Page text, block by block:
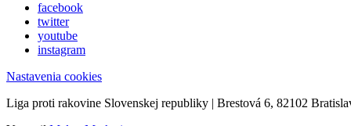
facebook
twitter
youtube
instagram
Nastavenia cookies
Liga proti rakovine Slovenskej republiky | Brestová 6, 82102